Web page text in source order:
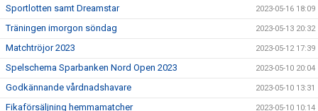
Sportlotten samt Dreamstar 2023-05-16 18:09
Träningen imorgon söndag 2023-05-13 20:32
Matchtröjor 2023 2023-05-12 17:39
Spelschema Sparbanken Nord Open 2023 2023-05-10 20:04
Godkännande vårdnadshavare 2023-05-10 13:31
Fikaförsäljning hemmamatcher 2023-05-10 10:14